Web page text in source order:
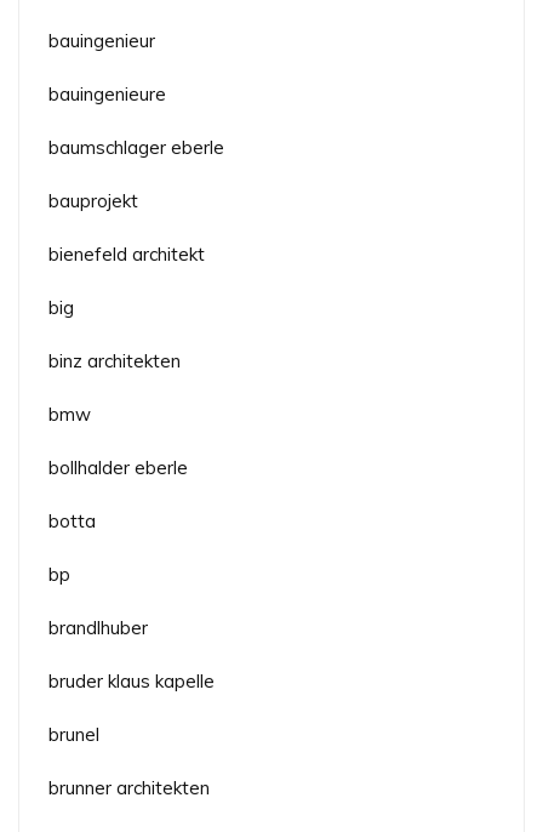
bauingenieur
bauingenieure
baumschlager eberle
bauprojekt
bienefeld architekt
big
binz architekten
bmw
bollhalder eberle
botta
bp
brandlhuber
bruder klaus kapelle
brunel
brunner architekten